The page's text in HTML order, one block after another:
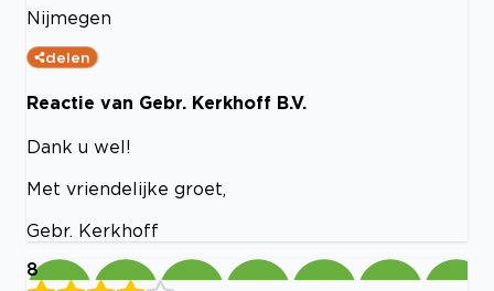
Nijmegen
delen
Reactie van Gebr. Kerkhoff B.V.
Dank u wel!
Met vriendelijke groet,
Gebr. Kerkhoff
8